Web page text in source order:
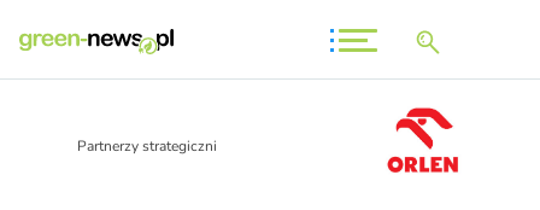
Partnerzy strategiczni